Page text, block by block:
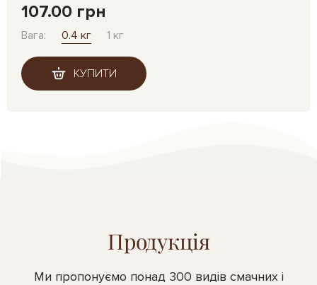
107.00 грн
Вага: 0.4 кг 1 кг
КУПИТИ
Продукція
Ми пропонуємо понад 300 видів смачних і